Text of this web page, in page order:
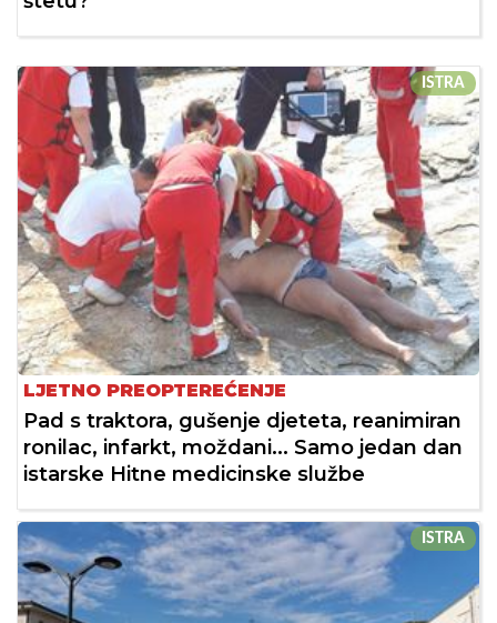
ISTRA
LJETNO PREOPTEREĆENJE
Pad s traktora, gušenje djeteta, reanimiran
ronilac, infarkt, moždani... Samo jedan dan
istarske Hitne medicinske službe
ISTRA